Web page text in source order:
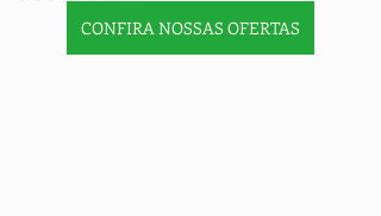
CONFIRA NOSSAS OFERTAS